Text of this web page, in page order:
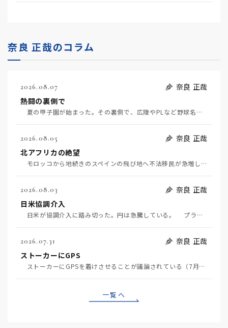
奈良 正哉のコラム
2026.08.07
奈良 正哉
熱闘の裏側で
夏の甲子園が始まった。その裏側で、広陵やPLなど野球名門校（だった）の不祥事のその後について、「熱…
2026.08.05
奈良 正哉
北アフリカの絶望
モロッコから地続きのスペインの飛び地へ不法移民が急増していて、当地の大問題となっている。「海を泳い…
2026.08.03
奈良 正哉
日米協調介入
日米が協調介入に踏み切った。円は急騰している。 プラザ合意以降、協調介入は為替相場の転機になって…
2026.07.31
奈良 正哉
ストーカーにGPS
ストーカーにGPSを着けさせることが議論されている（7月29日日経）。反対派は「ストーカーにも人権…
一覧へ